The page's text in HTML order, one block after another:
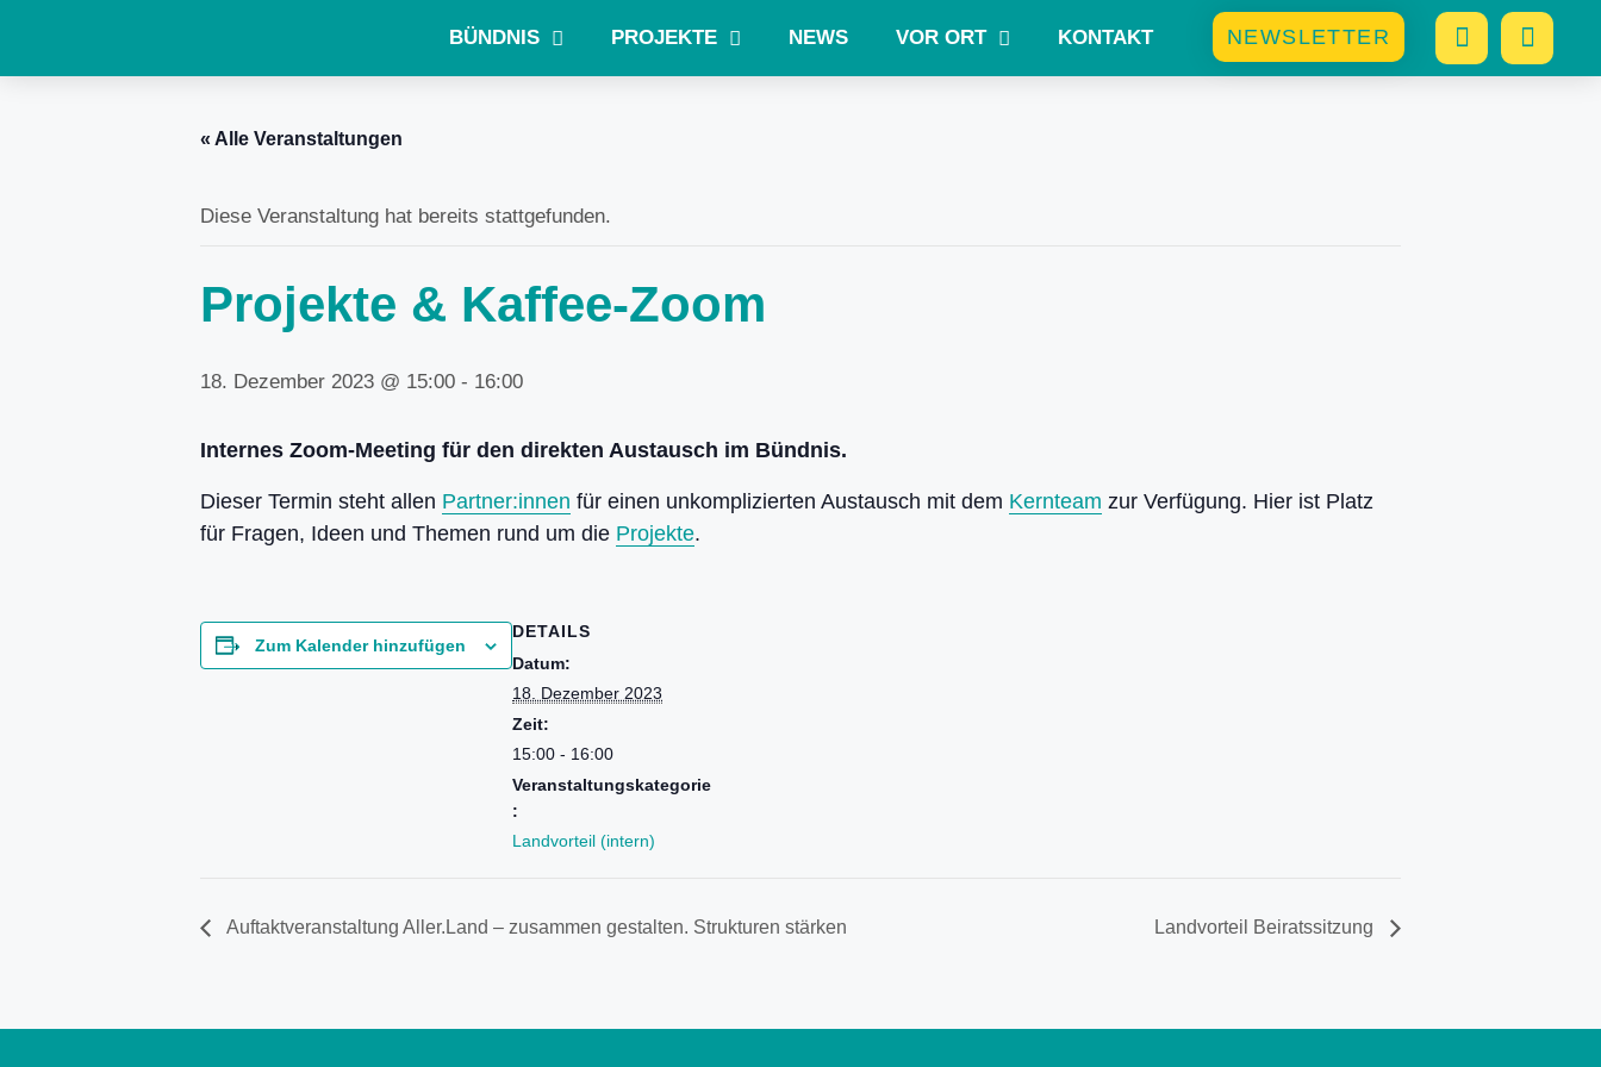
BÜNDNIS PROJEKTE NEWS VOR ORT KONTAKT NEWSLETTER
« Alle Veranstaltungen
Diese Veranstaltung hat bereits stattgefunden.
Projekte & Kaffee-Zoom
18. Dezember 2023 @ 15:00 - 16:00
Internes Zoom-Meeting für den direkten Austausch im Bündnis.
Dieser Termin steht allen Partner:innen für einen unkomplizierten Austausch mit dem Kernteam zur Verfügung. Hier ist Platz
für Fragen, Ideen und Themen rund um die Projekte.
Zum Kalender hinzufügen
DETAILS
Datum:
18. Dezember 2023
Zeit:
15:00 - 16:00
Veranstaltungskategorie
:
Landvorteil (intern)
Auftaktveranstaltung Aller.Land – zusammen gestalten. Strukturen stärken Landvorteil Beiratssitzung